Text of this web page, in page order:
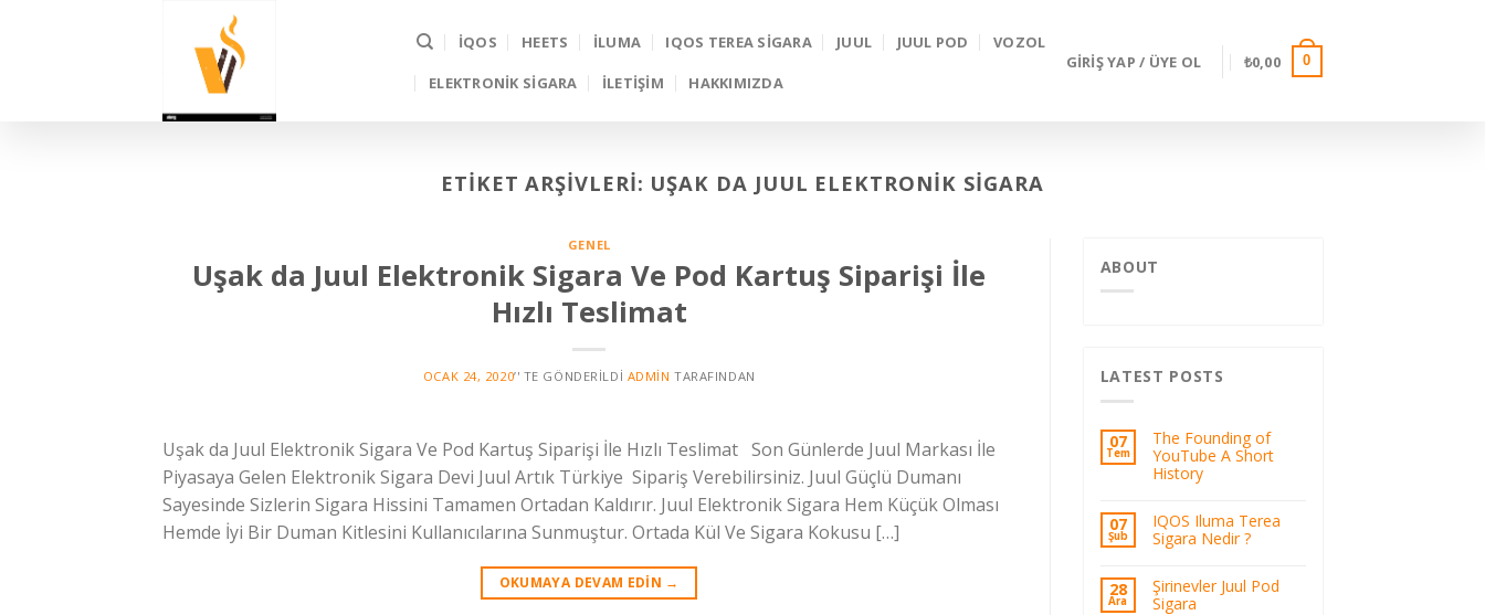
İQOS HEETS İLUMA IQOS TEREA SIGARA JUUL JUUL POD VOZOL
ELEKTRONIK SIGARA İLETİŞİM HAKKIMIZDA
GIRIŞ YAP / ÜYE OL ₺0,00 0
ETIKET ARŞIVLERI: UŞAK DA JUUL ELEKTRONIK SIGARA
GENEL
Uşak da Juul Elektronik Sigara Ve Pod Kartuş Siparişi İle
Hızlı Teslimat
OCAK 24, 2020’' TE GÖNDERILDI ADMIN TARAFINDAN
Uşak da Juul Elektronik Sigara Ve Pod Kartuş Siparişi İle Hızlı Teslimat Son Günlerde Juul Markası İle
Piyasaya Gelen Elektronik Sigara Devi Juul Artık Türkiye Sipariş Verebilirsiniz. Juul Güçlü Dumanı
Sayesinde Sizlerin Sigara Hissini Tamamen Ortadan Kaldırır. Juul Elektronik Sigara Hem Küçük Olması
Hemde İyi Bir Duman Kitlesini Kullanıcılarına Sunmuştur. Ortada Kül Ve Sigara Kokusu […]
OKUMAYA DEVAM EDIN →
ABOUT
LATEST POSTS
07
Tem
The Founding of
YouTube A Short
History
07
Şub
IQOS Iluma Terea
Sigara Nedir ?
28
Ara
Şirinevler Juul Pod
Sigara